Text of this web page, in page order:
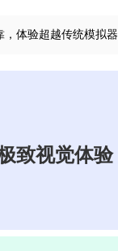
体验超越传统模拟器
致视觉体验